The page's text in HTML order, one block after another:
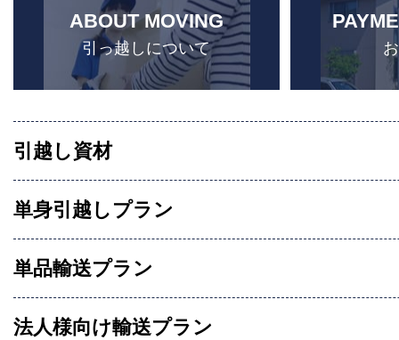
ABOUT MOVING
引っ越しについて
引越し資材
単身引越しプラン
単品輸送プラン
法人様向け輸送プラン